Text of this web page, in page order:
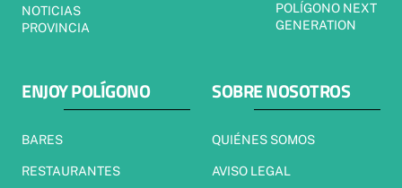
NOTICIAS
PROVINCIA
POLÍGONO NEXT
GENERATION
ENJOY POLÍGONO
BARES
RESTAURANTES
SOBRE NOSOTROS
QUIÉNES SOMOS
AVISO LEGAL